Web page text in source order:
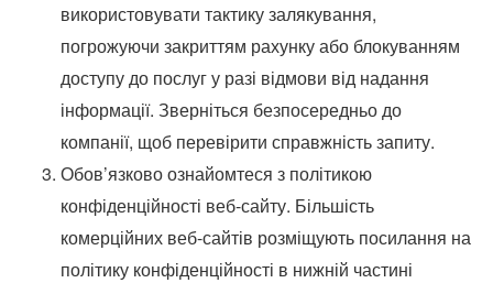
використовувати тактику залякування,
погрожуючи закриттям рахунку або блокуванням
доступу до послуг у разі відмови від надання
інформації. Зверніться безпосередньо до
компанії, щоб перевірити справжність запиту.
Обов’язково ознайомтеся з політикою
конфіденційності веб-сайту. Більшість
комерційних веб-сайтів розміщують посилання на
політику конфіденційності в нижній частині